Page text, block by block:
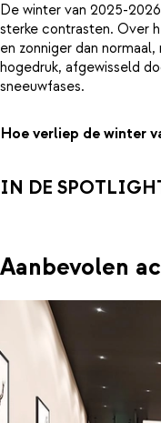
De winter van 2025-
sterke contrasten. Over
en zonniger dan
hogedruk, afgewisseld
sneeuwfases.
Hoe verliep de winter
IN DE
Aanbevolen